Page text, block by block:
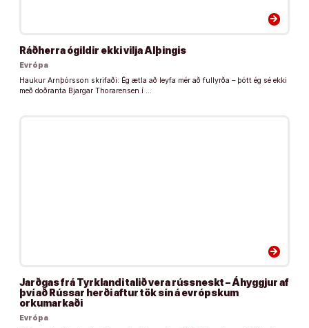
arrow_forward
Ráðherra ógildir ekki vilja Alþingis
Evrópa
Haukur Arnþórsson skrifaði: Ég ætla að leyfa mér að fullyrða – þótt ég sé ekki
með doðranta Bjargar Thorarensen í …
arrow_forward
Jarðgas frá Tyrklandi talið vera rússneskt – Áhyggjur af
því að Rússar herði aftur tök sín á evrópskum
orkumarkaði
Evrópa